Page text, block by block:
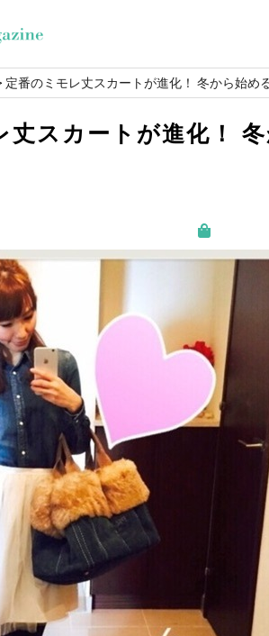
定番のミモレ丈スカートが進化！ 冬から始
丈スカートが進化！